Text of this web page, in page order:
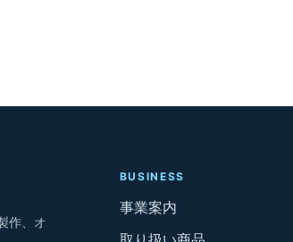
作、オ
BUSINESS
事業案内